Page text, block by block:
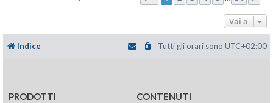
Vai a
Indice Tutti gli orari sono UTC+02:00
PRODOTTI CONTENUTI